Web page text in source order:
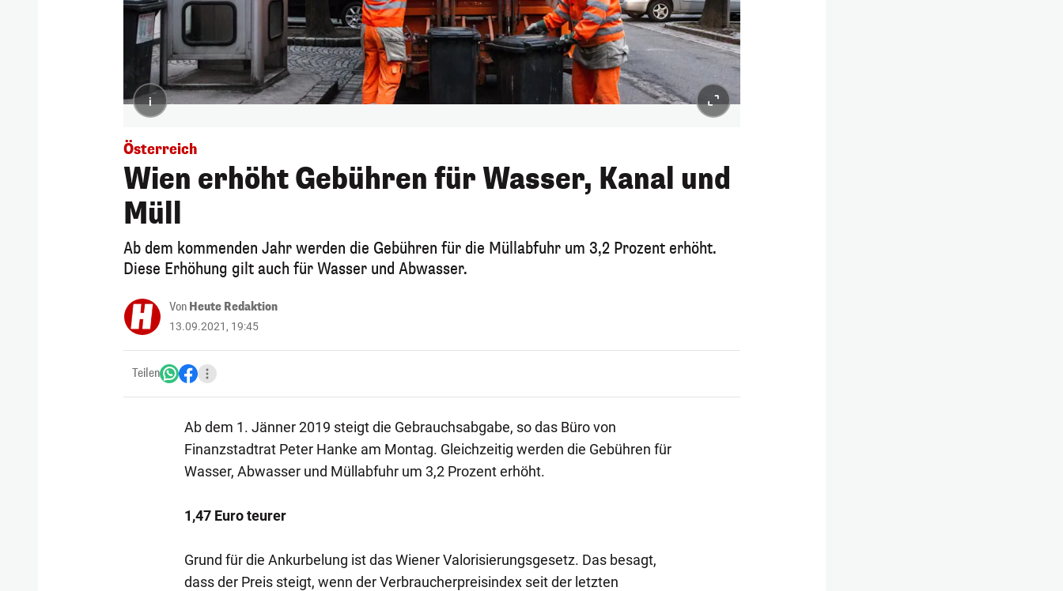
i
Österreich
Wien erhöht Gebühren für Wasser, Kanal und
Müll
Ab dem kommenden Jahr werden die Gebühren für die Müllabfuhr um 3,2 Prozent erhöht.
Diese Erhöhung gilt auch für Wasser und Abwasser.
Von Heute Redaktion
13.09.2021, 19:45
Teilen
Ab dem 1. Jänner 2019 steigt die Gebrauchsabgabe, so das Büro von
Finanzstadtrat Peter Hanke am Montag. Gleichzeitig werden die Gebühren für
Wasser, Abwasser und Müllabfuhr um 3,2 Prozent erhöht.
1,47 Euro teurer
Grund für die Ankurbelung ist das Wiener Valorisierungsgesetz. Das besagt,
dass der Preis steigt, wenn der Verbraucherpreisindex seit der letzten